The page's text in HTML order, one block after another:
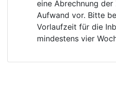
eine Abrechnung
Aufwand vor. Bitte
Vorlaufzeit für die
mindestens vier